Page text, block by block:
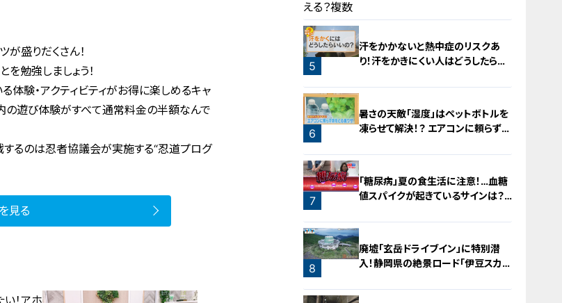
盛りだくさん！
勉強しましょう！
体験・アクティビティがお得に楽しめるキャ
の遊び体験がすべて通常料金の半額なんで
るのは忍者協議会が実施する“忍道プログ
見る
3
4
5
汗をかかないと熱中症のリスクあ
り！汗をかきにくい人はどうしたらい
6
暑さの天敵「湿度」はペットボトルを
凍らせて解決！？ エアコンに頼らず涼
7
「糖尿病」夏の食生活に注意！…血糖
値スパイクが起きているサインは？
8
廃墟「玄岳ドライブイン」に特別潜
入！静岡県の絶景ロード「伊豆スカイ